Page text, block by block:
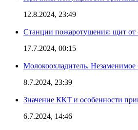
12.8.2024, 23:49
Станции пожаротушения: щит от
17.7.2024, 00:15
Молокоохладитель.
8.7.2024, 23:39
Значение ККТ и особенности
6.7.2024, 14:46